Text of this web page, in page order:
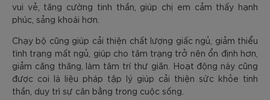
vui vẻ, tăng cường tinh thần, giúp chị em cảm thấy hạnh
phúc, sảng khoái hơn.
Chạy bộ cũng giúp cải thiện chất lượng giấc ngủ, giảm thiểu
tình trạng mất ngủ, giúp cho tâm trạng trở nên ổn định hơn,
giảm căng thăng, làm tâm trí thư giãn. Hoạt động này cũng
được coi là liệu pháp tập lý giúp cải thiện sức khỏe tinh
thần, duy trì sự cân bằng trong cuộc sống.